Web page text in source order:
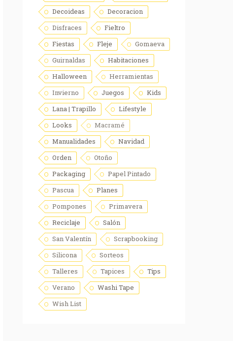
Decoideas
Decoracion
Disfraces
Fieltro
Fiestas
Fleje
Gomaeva
Guirnaldas
Habitaciones
Halloween
Herramientas
Invierno
Juegos
Kids
Lana | Trapillo
Lifestyle
Looks
Macramé
Manualidades
Navidad
Orden
Otoño
Packaging
Papel Pintado
Pascua
Planes
Pompones
Primavera
Reciclaje
Salón
San Valentín
Scrapbooking
Silicona
Sorteos
Talleres
Tapices
Tips
Verano
Washi Tape
Wish List